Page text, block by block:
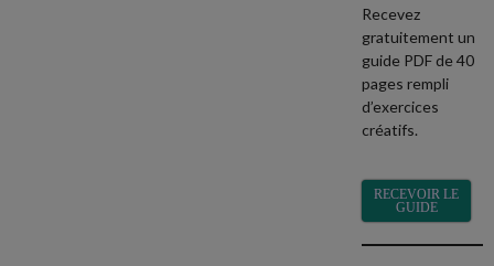
Recevez
gratuitement un
guide PDF de 40
pages rempli
d’exercices
créatifs.
RECEVOIR LE
GUIDE